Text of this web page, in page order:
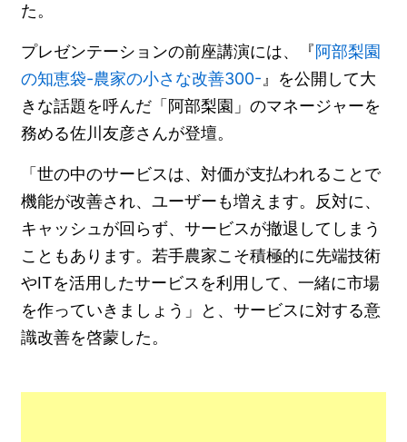
た。
プレゼンテーションの前座講演には、『阿部梨園
の知恵袋-農家の小さな改善300-』を公開して大
きな話題を呼んだ「阿部梨園」のマネージャーを
務める佐川友彦さんが登壇。
「世の中のサービスは、対価が支払われることで
機能が改善され、ユーザーも増えます。反対に、
キャッシュが回らず、サービスが撤退してしまう
こともあります。若手農家こそ積極的に先端技術
やITを活用したサービスを利用して、一緒に市場
を作っていきましょう」と、サービスに対する意
識改善を啓蒙した。